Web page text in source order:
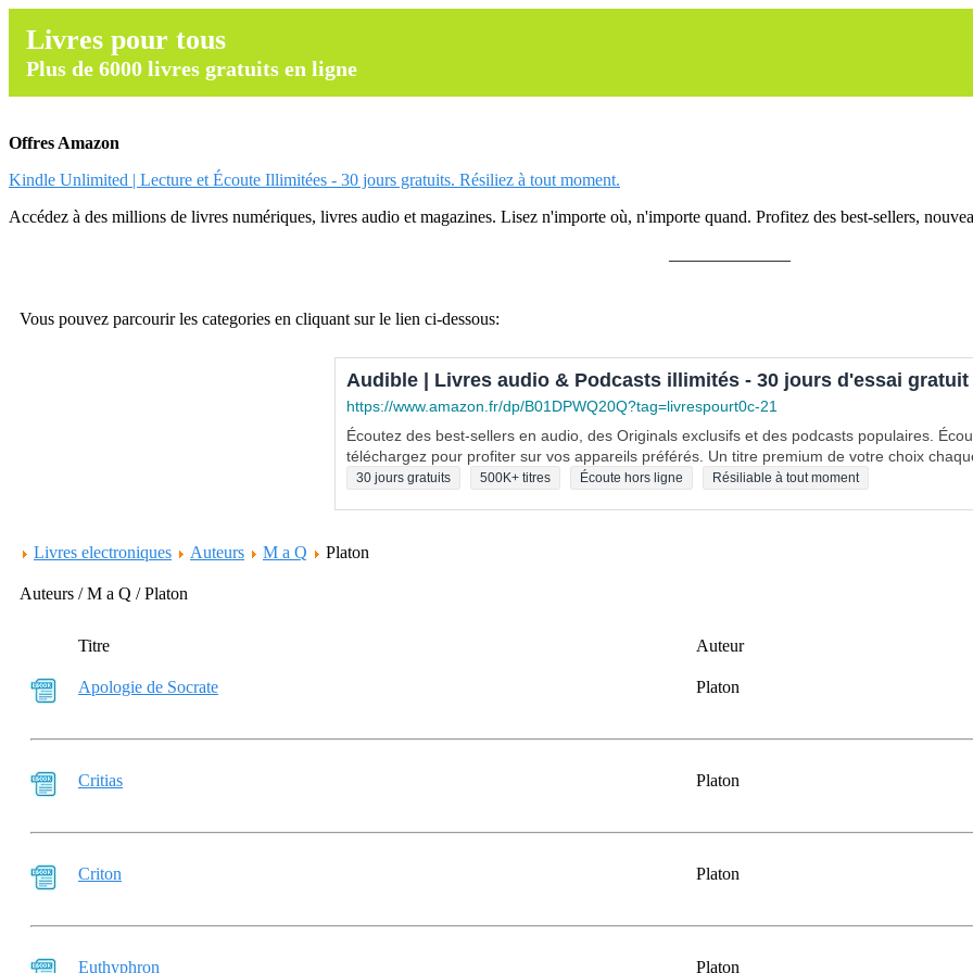
Livres pour tous
Plus de 6000 livres gratuits en ligne
Offres Amazon
Kindle Unlimited | Lecture et Écoute Illimitées - 30 jours gratuits. Résiliez à tout moment.
Accédez à des millions de livres numériques, livres audio et magazines. Lisez n'importe où, n'importe quand. Profitez des best-sellers,
Vous pouvez parcourir les categories en cliquant sur le lien ci-dessous:
Audible | Livres audio & Podcasts illimités - 30 jours d'essai gratuit
https://www.amazon.fr/dp/B01DPWQ20Q?tag=livrespourt0c-21
Écoutez des best-sellers en audio, des Originals exclusifs et des podcasts populaires.
téléchargez pour profiter sur vos appareils préférés. Un titre premium de votre choix
30 jours gratuits 500K+ titres Écoute hors ligne Résiliable à tout moment
Livres electroniques Auteurs M a Q Platon
Auteurs / M a Q / Platon
Titre Auteur
Apologie de Socrate Platon
Critias Platon
Criton Platon
Euthyphron Platon